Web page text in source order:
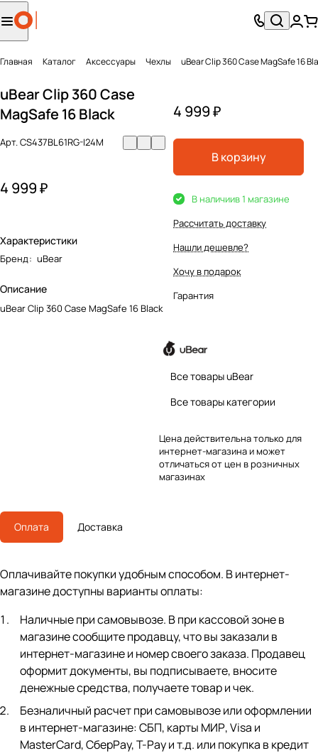
Главная Каталог Аксесcуары Чехлы uBear Clip 360 Case MagSafe 16
uBear Clip 360 Case
MagSafe 16 Black
Арт.CS437BL61RG-I24M
4 999 ₽
Характеристики
Бренд: uBear
Описание
uBear Clip 360 Case MagSafe 16 Black
4 999 ₽
В корзину
В наличиив 1 магазине
Рассчитать доставку
Нашли дешевле?
Хочу в подарок
Гарантия
Все товары uBear
Все товары категории
Цена действительна только для
интернет-магазина и может
отличаться от цен в розничных
магазинах
Оплата Доставка
Оплачивайте покупки удобным способом. В интернет-
магазине доступны варианты оплаты:
Наличные при самовывозе. В при кассовой зоне в
магазине сообщите продавцу, что вы заказали в
интернет-магазине и номер своего заказа. Продавец
оформит документы, вы подписываете, вносите
денежные средства, получаете товар и чек.
Безналичный расчет при самовывозе или оформлении
в интернет-магазине: СБП, карты МИР, Visa и
MasterCard, СберPay, Т-Pay и т.д. или покупка в кредит